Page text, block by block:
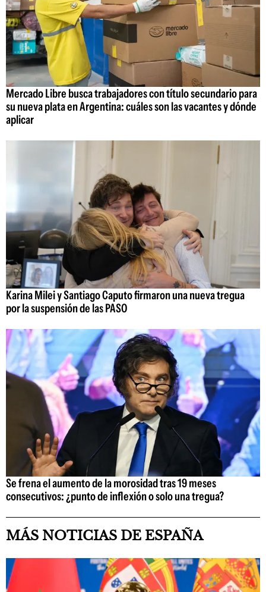
Mercado Libre busca trabajadores con título secundario para
su nueva plata en Argentina: cuáles son las vacantes y dónde
aplicar
Karina Milei y Santiago Caputo firmaron una nueva tregua
por la suspensión de las PASO
Se frena el aumento de la morosidad tras 19 meses
consecutivos: ¿punto de inflexión o solo una tregua?
MÁS NOTICIAS DE ESPAÑA